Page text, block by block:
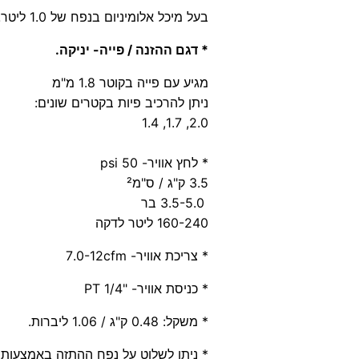
בעל מיכל אלומיניום בנפח של 1.0 ליטר.
* דגם ההזנה / פייה- יניקה.
מגיע עם פייה בקוטר 1.8 מ"מ
ניתן להרכיב פיות בקטרים שונים:
2.0, 1.7, 1.4
* לחץ אוויר- psi 50
3.5 ק"ג / ס"מ²
160-240 ליטר לדקה
* צריכת אוויר- 7.0-12cfm
* כניסת אוויר- "1/4 PT
* משקל: 0.48 ק"ג / 1.06 ליברות.
* ניתן לשלוט על נפח ההתזה באמצעות